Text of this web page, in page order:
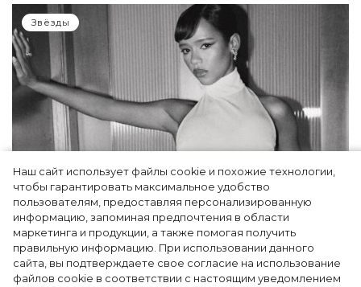
Наш сайт использует файлы cookie и похожие технологии,
чтобы гарантировать максимальное удобство
пользователям, предоставляя персонализированную
информацию, запоминая предпочтения в области
маркетинга и продукции, а также помогая получить
правильную информацию. При использовании данного
сайта, вы подтверждаете свое согласие на использование
файлов cookie в соответствии с настоящим уведомлением
Звёзды
Тейлор Рассел в образе белого лебедя на
церемонии BAFTA-2024